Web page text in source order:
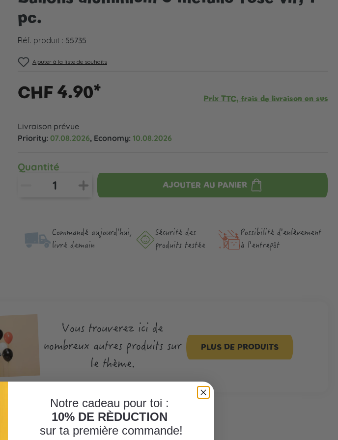
pc.
Réf. produit : 55735
Ajouter à la liste de souhaits
CHF 4.90* Prix TTC, frais de livraison en sus
Livraison prévue
Priority: 07.08.2026, Economy: 10.08.2026
Quantité
AJOUTER AU PANIER
Commandé aujourd'hui,
livré demain
Sécurité des
produits testée
Possibilité d'enlèvement
à l'entrepôt
Vous trouverez ici de
nombreux autres produits sur
le thème.
PLUS DE PRODUITS
Notre cadeau pour toi :
10% DE RÈDUCTION
sur ta première commande!